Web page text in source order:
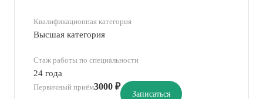
Квалификационная категория
Высшая категория
Стаж работы по специальности
24 года
Первичный приём3000 ₽
Записаться